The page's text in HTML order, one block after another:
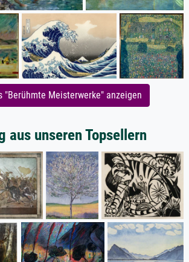
"Berühmte Meisterwerke" anzeigen
aus unseren Topsellern